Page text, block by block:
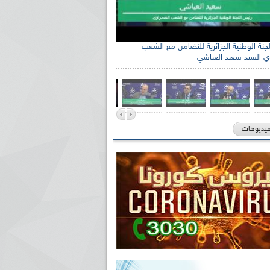
الوطنية الجزائرية للتضامن مع الشعب
السيد سعيد العياشي
بوزارة الصناعة الصيدلانية السيد علواش بشير